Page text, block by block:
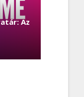
Az